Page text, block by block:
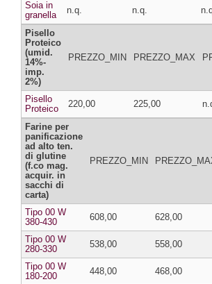
Soia in
granella
n.q. n.q.
Pisello
Proteico
(umid.
14%-
imp.
2%)
PREZZO_MIN PREZZO_MAX
Pisello
Proteico
220,00 225,00
Farine per
panificazione
ad alto ten.
di glutine
(f.co mag.
acquir. in
sacchi di
carta)
PREZZO_MIN
Tipo 00 W
380-430
608,00 628,00
Tipo 00 W
280-330
538,00 558,00
Tipo 00 W
180-200
448,00 468,00